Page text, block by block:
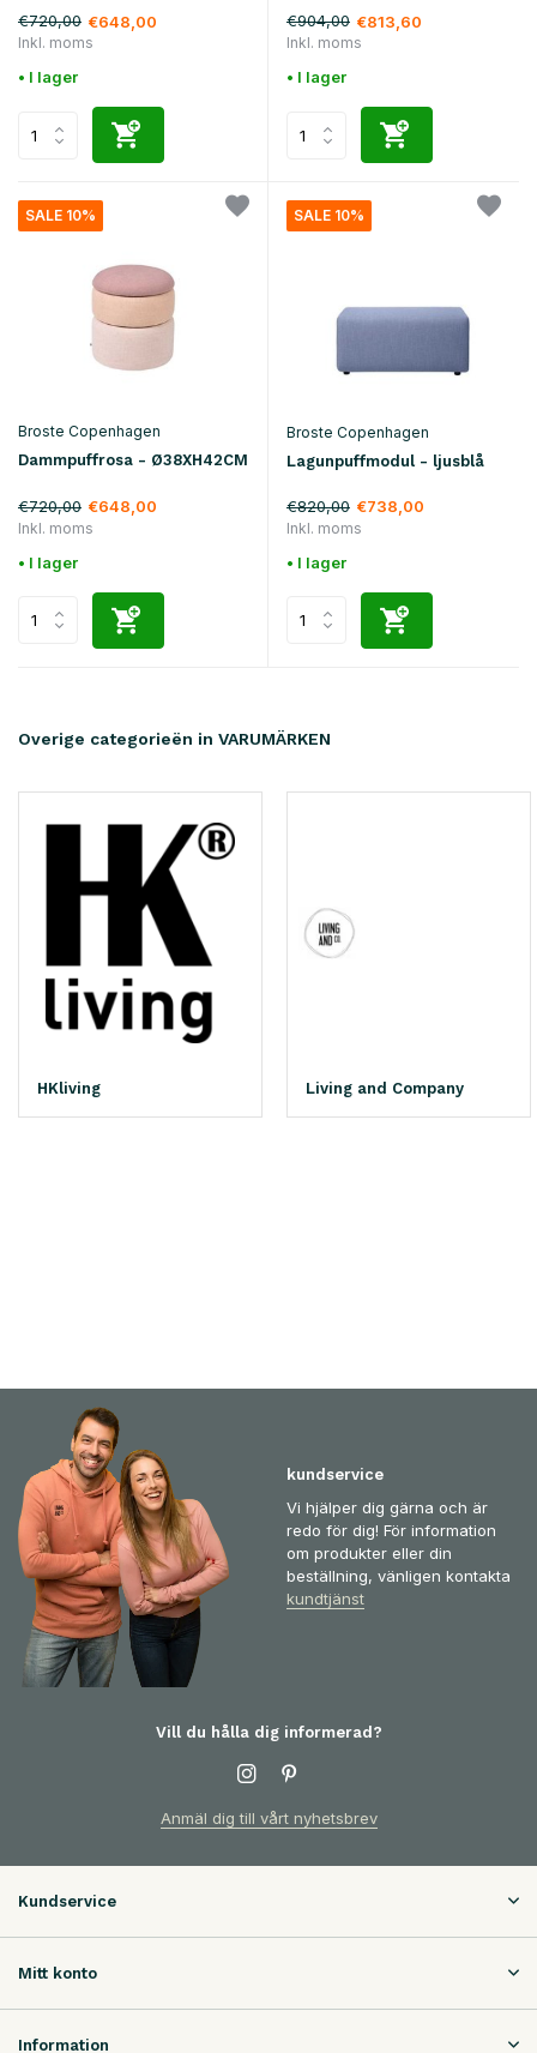
€720,00 €648,00
Inkl. moms
• I lager
€904,00 €813,60
Inkl. moms
• I lager
SALE 10%
Broste Copenhagen
Dammpuffrosa - Ø38XH42CM
€720,00 €648,00
Inkl. moms
• I lager
SALE 10%
Broste Copenhagen
Lagunpuffmodul - ljusblå
€820,00 €738,00
Inkl. moms
• I lager
Overige categorieën in VARUMÄRKEN
HKliving Living and Company
kundservice
Vi hjälper dig gärna och är
redo för dig! För information
om produkter eller din
beställning, vänligen kontakta
kundtjänst
Vill du hålla dig informerad?
Anmäl dig till vårt nyhetsbrev
Kundservice
Mitt konto
Information